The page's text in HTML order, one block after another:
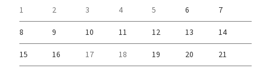
1 2 3 4 5 6 7
8 9 10 11 12 13 14
15 16 17 18 19 20 21